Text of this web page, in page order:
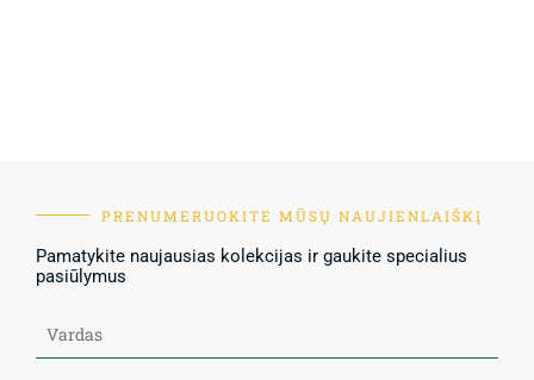
PRENUMERUOKITE MŪSŲ NAUJIENLAIŠKĮ
Pamatykite naujausias kolekcijas ir gaukite specialius
pasiūlymus